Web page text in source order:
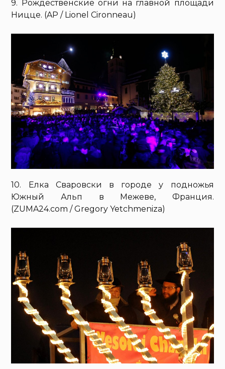
9. Рождественские огни на главной площади
Ницце. (AP / Lionel Cironneau)
10. Елка Сваровски в городе у подножья
Южный Альп в Межеве, Франция.
(ZUMA24.com / Gregory Yetchmeniza)